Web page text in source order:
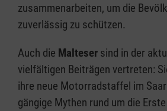
zusammenarbeiten, um die
zuverlässig zu schützen.
Auch die Malteser sind in der
vielfältigen Beiträgen vertreten:
ihre neue Motorradstaffel im
gängige Mythen rund um die